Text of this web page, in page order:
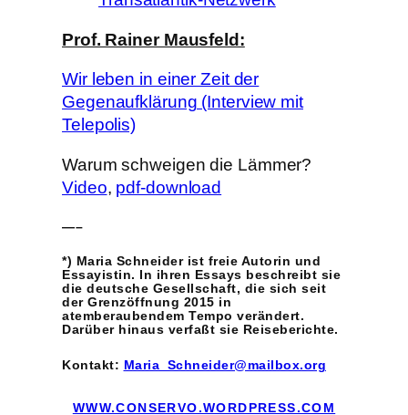
Prof. Rainer Mausfeld:
Wir leben in einer Zeit der
Gegenaufklärung (Interview mit
Telepolis)
Warum schweigen die Lämmer?
Video, pdf-download
—–
*) Maria Schneiderist freie Autorin und
Essayistin. In ihren Essays beschreibt sie
die deutsche Gesellschaft, die sich seit
der Grenzöffnung 2015 in
atemberaubendem Tempo verändert.
Darüber hinaus verfaßt sie Reiseberichte.
Kontakt: Maria_Schneider@mailbox.org
WWW.CONSERVO.WORDPRESS.COM